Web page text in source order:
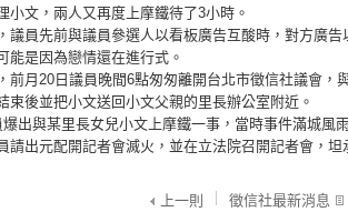
小文，兩人又再度上摩鐵待了3小時。
議員先前與議員參選人以看板廣告互酸時，對方廣
能是因為戀情還在進行式。
前月20日議員晚間6點匆匆離開台北市徵信社議會，
束後並把小文送回小文父親的里長辦公室附近。
出與某里長女兒小文上摩鐵一事，當時事件滿城風
請出元配開記者會滅火，並在立法院召開記者會，
上一則 徵信社最新消息